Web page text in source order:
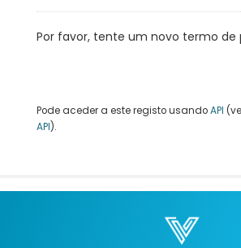
Por favor, tente um novo termo de
Pode aceder a este registo usandoAPI
API).